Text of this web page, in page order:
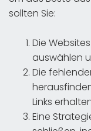
sollten Sie:
Die
auswählen
Die
Links
Eine